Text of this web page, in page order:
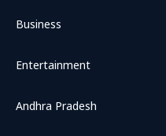
Business
Entertainment
Andhra Pradesh